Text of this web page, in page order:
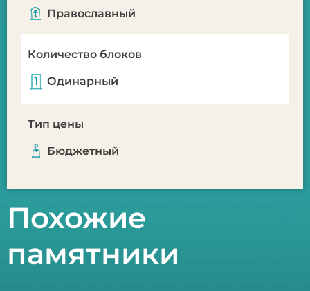
Православный
Количество блоков
Одинарный
Тип цены
Бюджетный
Похожие
памятники